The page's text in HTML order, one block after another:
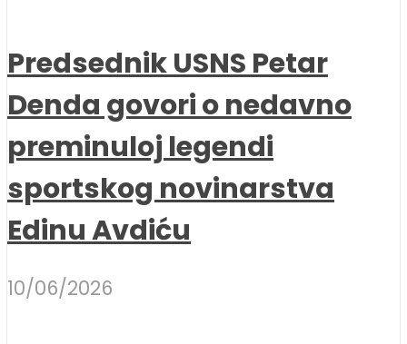
Predsednik USNS Petar
Denda govori o nedavno
preminuloj legendi
sportskog novinarstva
Edinu Avdiću
10/06/2026